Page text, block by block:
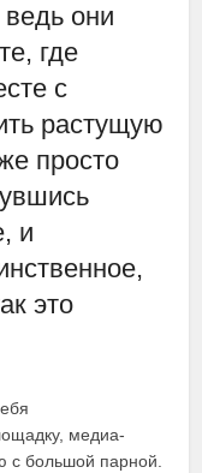
они
где
с
растущую
просто
и
это
медиа-
с большой парной.